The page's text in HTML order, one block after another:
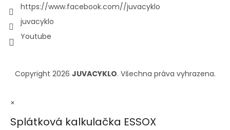
https://www.facebook.com//juvacyklo
juvacyklo
Youtube
Copyright 2026 JUVACYKLO. Všechna práva vyhrazena.
×
Splátková kalkulačka ESSOX